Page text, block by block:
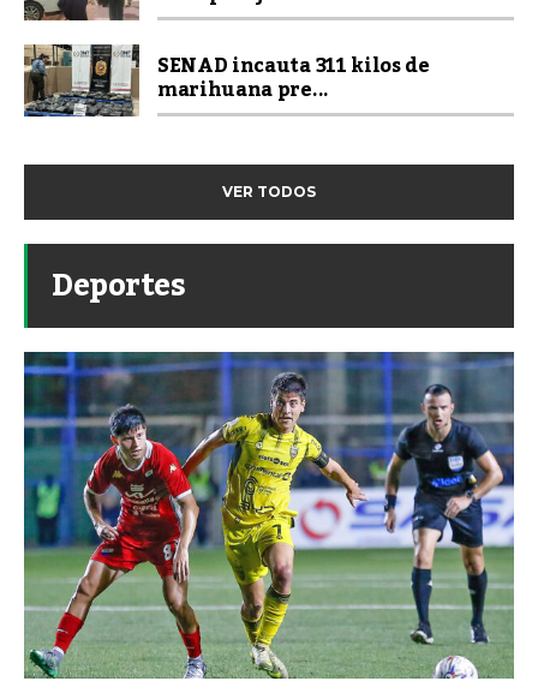
SENAD incauta 311 kilos de
marihuana pre...
VER TODOS
Deportes